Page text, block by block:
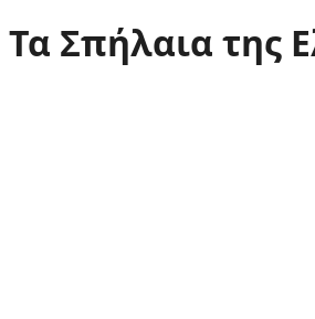
Τα Σπήλαια της